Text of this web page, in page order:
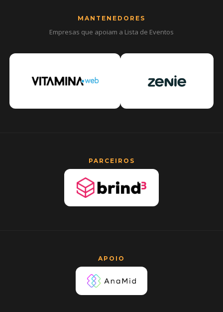
MANTENEDORES
Empresas que apoiam a Lista de Eventos
PARCEIROS
APOIO